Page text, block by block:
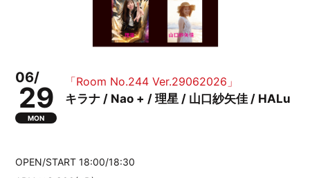
06/
29
MON
「Room No.244 Ver.29062026」
キラナ / Nao + / 理星 / 山口紗矢佳 / HALu
OPEN/START 18:00/18:30